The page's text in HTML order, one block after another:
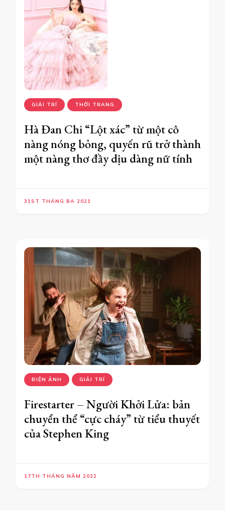
GIẢI TRÍ THỜI TRANG
Hà Đan Chi “Lột xác” từ một cô
nàng nóng bỏng, quyến rũ trở thành
một nàng thơ đầy dịu dàng nữ tính
31ST THÁNG BA 2021
ĐIỆN ẢNH GIẢI TRÍ
Firestarter – Người Khởi Lửa: bản
chuyển thể “cực cháy” từ tiểu thuyết
của Stephen King
17TH THÁNG NĂM 2022